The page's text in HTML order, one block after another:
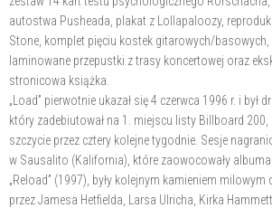
autostwa Pusheada, plakat z Lollapaloozy,
Stone, komplet pięciu kostek gitarowych/
laminowane przepustki z trasy koncertowej oraz
stronicowa książka.
„Load” pierwotnie ukazał się 4 czerwca 1996 r. i był
który zadebiutował na 1. miejscu listy Billboard
szczycie przez cztery kolejne tygodnie. Sesje
w Sausalito (Kalifornia), które zaowocowały
„Reload” (1997), były kolejnym kamieniem
przez Jamesa Hetfielda, Larsa Ulricha, Kirka